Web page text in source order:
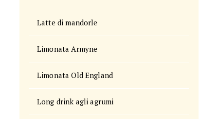
Latte di mandorle
Limonata Armyne
Limonata Old England
Long drink agli agrumi